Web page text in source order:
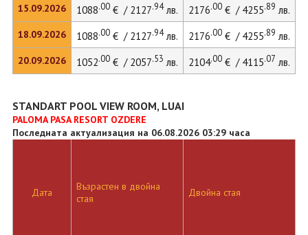
15.09.2026
18.09.2026
20.09.2026
1088.00€ / 2127.94лв. 2176.00€ / 4255.89 лв.
1088.00€ / 2127.94лв. 2176.00€ / 4255.89 лв.
1052.00€ / 2057.53 лв. 2104.00€ / 4115.07 лв.
STANDART POOL VIEW ROOM, LUAI
PALOMA PASA RESORT OZDERE
Последната актуализация на 06.08.2026 03:29 часа
Дата
Възрастен в двойна
стая
Двойна стая